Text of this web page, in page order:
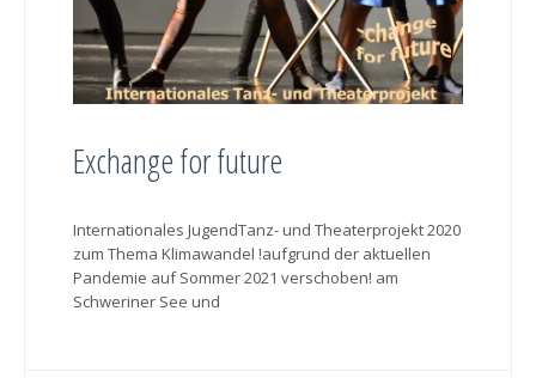
Exchange for future
Internationales JugendTanz- und Theaterprojekt 2020
zum Thema Klimawandel !aufgrund der aktuellen
Pandemie auf Sommer 2021 verschoben! am
Schweriner See und